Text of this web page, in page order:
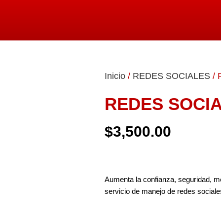
Inicio / REDES SOCIALES /
REDES
$3,500.00
Aumenta la confianza, seguridad,
servicio de manejo de redes